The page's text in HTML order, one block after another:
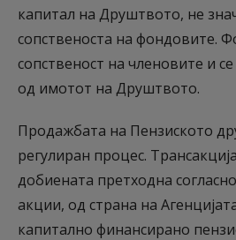
капитал на Друштвото, не
сопственоста на фондовите.
сопственост на членовите и
од имотот на Друштвото.
Продажбата на Пензиското
регулиран процес.
добиената претходна
акции, од страна на
капитално финансирано